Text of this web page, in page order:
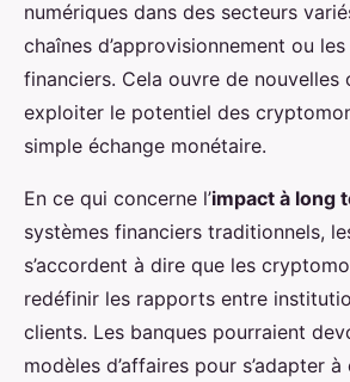
numériques dans des secteurs
chaînes d’approvisionnement ou
financiers. Cela ouvre de
exploiter le potentiel des
simple échange monétaire.
En ce qui concerne l’impact à long
systèmes financiers traditionnels,
s’accordent à dire que les
redéfinir les rapports entre
clients. Les banques pourraient
modèles d’affaires pour s’adapter